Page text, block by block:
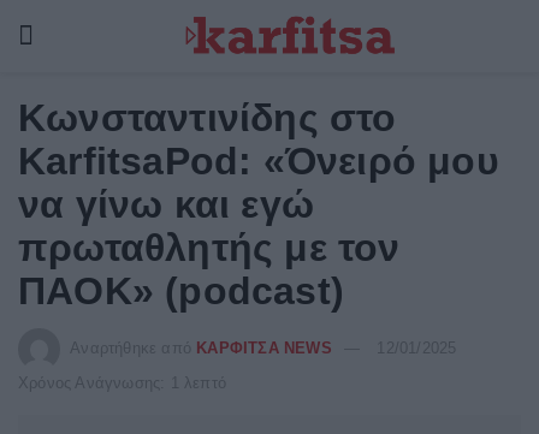
Kωνσταντινίδης στο
KarfitsaPod: «Όνειρό μου
να γίνω και εγώ
πρωταθλητής με τον
ΠAOK» (podcast)
Αναρτήθηκε από ΚΑΡΦΙΤΣΑ NEWS
12/01/2025
Χρόνος Ανάγνωσης: 1 λεπτό